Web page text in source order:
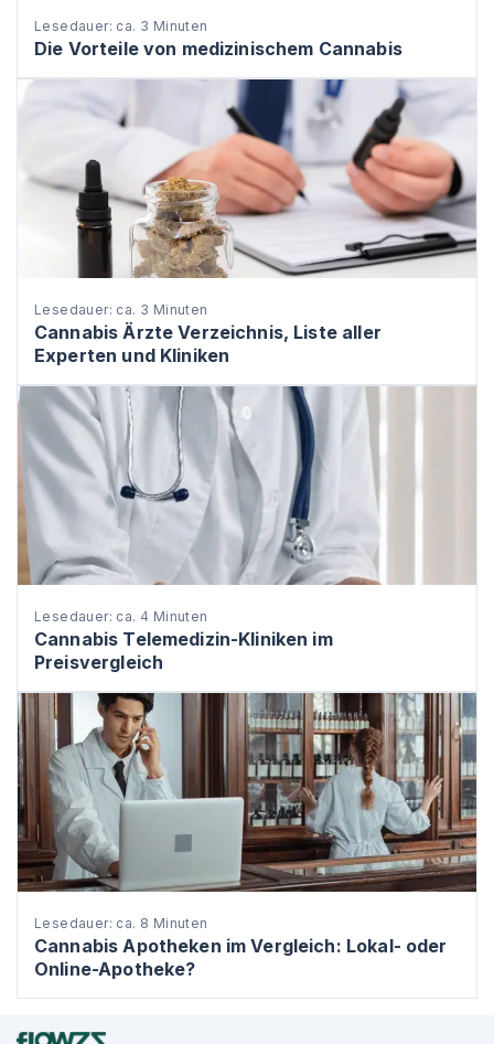
Lesedauer: ca. 3 Minuten
Die Vorteile von medizinischem Cannabis
Lesedauer: ca. 3 Minuten
Cannabis Ärzte Verzeichnis, Liste aller
Experten und Kliniken
Lesedauer: ca. 4 Minuten
Cannabis Telemedizin-Kliniken im
Preisvergleich
Lesedauer: ca. 8 Minuten
Cannabis Apotheken im Vergleich: Lokal- oder
Online-Apotheke?